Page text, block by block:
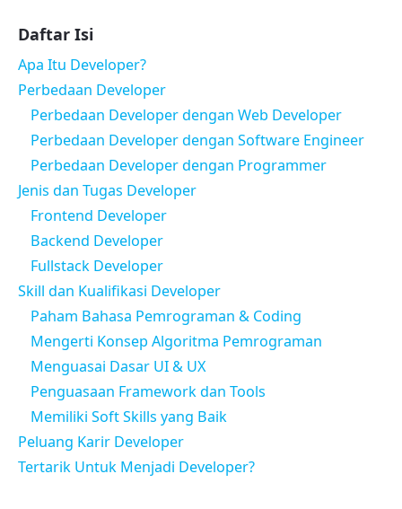
Daftar Isi
Apa Itu Developer?
Perbedaan Developer
Perbedaan Developer dengan Web Developer
Perbedaan Developer dengan Software Engineer
Perbedaan Developer dengan Programmer
Jenis dan Tugas Developer
Frontend Developer
Backend Developer
Fullstack Developer
Skill dan Kualifikasi Developer
Paham Bahasa Pemrograman & Coding
Mengerti Konsep Algoritma Pemrograman
Menguasai Dasar UI & UX
Penguasaan Framework dan Tools
Memiliki Soft Skills yang Baik
Peluang Karir Developer
Tertarik Untuk Menjadi Developer?